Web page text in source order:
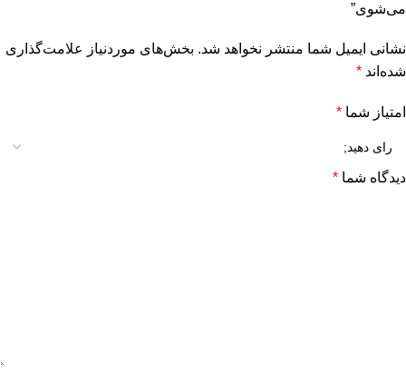
می‌شوی”
نشانی ایمیل شما منتشر نخواهد شد. بخش‌های موردنیاز علامت‌گذاری
شده‌اند *
امتیاز شما *
دیدگاه شما *